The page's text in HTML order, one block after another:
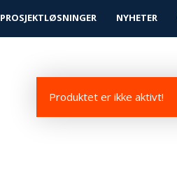
Logg inn
PROSJEKTLØSNINGER NYHETER
Produktet er ikke aktivt!